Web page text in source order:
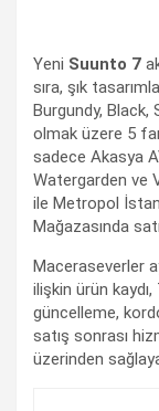
Yeni Suunto 7
sıra, şık
Burgundy,
olmak üzere 5
sadece Akasya
Watergarden ve
ile Metropol
Mağazasında
Maceraseverler
ilişkin ürün kaydı,
güncelleme,
satış sonrası
üzerinden